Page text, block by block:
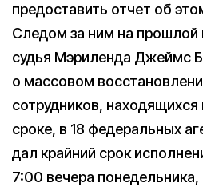
предоставить отчет об
Следом за ним на прошлой
судья Мэриленда Джеймс
о массовом
сотрудников,
сроке, в 18 федеральных
дал крайний срок
7:00 вечера